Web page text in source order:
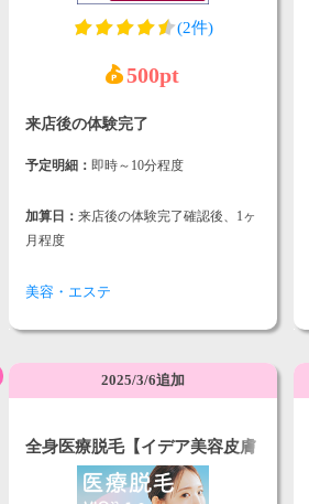
(2件)
500pt
来店後の体験完了
予定明細： 即時～10分程度
加算日：来店後の体験完了確認後、1ヶ
月程度
美容・エステ
2025/3/6追加
全身医療脱毛【イデア美容皮膚
科クリニック】